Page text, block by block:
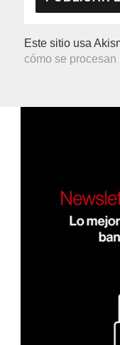
Este sitio usa
cómo se procesan